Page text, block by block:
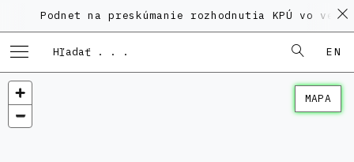
Podnet na preskúmanie rozhodnutia KPÚ vo veci
EN
MAPA